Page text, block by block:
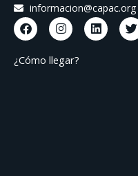
informacion@capac.org
F
a
c
e
b
I
n
s
t
a
L
i
n
T
i
¿Cómo llegar?